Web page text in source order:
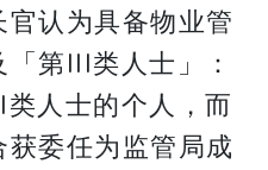
认为具备物业管
第III类人士」：
人士的个人，而
委任为监管局成